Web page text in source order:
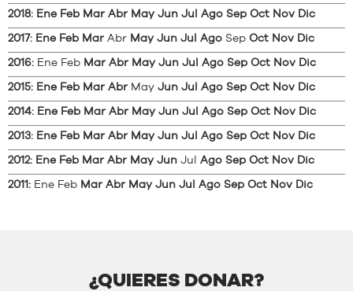
2018: Ene Feb Mar Abr May Jun Jul Ago Sep Oct Nov Dic
2017: Ene Feb Mar Abr May Jun Jul Ago Sep Oct Nov Dic
2016: Ene Feb Mar Abr May Jun Jul Ago Sep Oct Nov Dic
2015: Ene Feb Mar Abr May Jun Jul Ago Sep Oct Nov Dic
2014: Ene Feb Mar Abr May Jun Jul Ago Sep Oct Nov Dic
2013: Ene Feb Mar Abr May Jun Jul Ago Sep Oct Nov Dic
2012: Ene Feb Mar Abr May Jun Jul Ago Sep Oct Nov Dic
2011: Ene Feb Mar Abr May Jun Jul Ago Sep Oct Nov Dic
¿QUIERES DONAR?